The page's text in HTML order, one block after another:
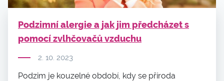
Podzimní alergie a jak jim předcházet s
pomocí zvlhčovačů vzduchu
2. 10. 2023
Podzim je kouzelné období, kdy se příroda